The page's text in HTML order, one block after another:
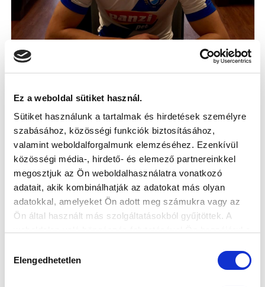
Ez a weboldal sütiket használ.
Sütiket használunk a tartalmak és hirdetések személyre
szabásához, közösségi funkciók biztosításához,
valamint weboldalforgalmunk elemzéséhez. Ezenkívül
közösségi média-, hirdető- és elemező partnereinkkel
megosztjuk az Ön weboldalhasználatra vonatkozó
adatait, akik kombinálhatják az adatokat más olyan
adatokkal, amelyeket Ön adott meg számukra vagy az
Ön által használt más szolgáltatásokból gyűjtöttek. A
kiválasztása
Elengedhetetlen
SZERENCSI MIKLÓS MEGKÖTÖTTE ÉLETE
ELSŐ PROFI SZERZŐDÉSÉT
2017-02-28
A csatár hosszabb távra kötelezte el magát.